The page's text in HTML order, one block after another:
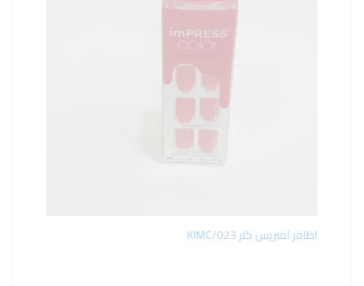
اظافر امبريس كلر KIMC/023